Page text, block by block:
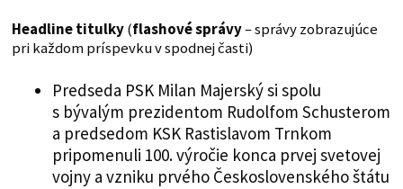
Headline titulky(flashové správy– správy zobrazujúce
pri každom príspevku v spodnej časti)
Predseda PSK Milan Majerský si spolu
s bývalým prezidentom Rudolfom Schusterom
a predsedom KSK Rastislavom Trnkom
pripomenuli 100. výročie konca prvej svetovej
vojny a vzniku prvého Československého štátu